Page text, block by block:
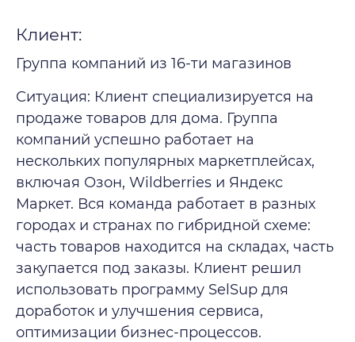
Клиент:
Группа компаний из 16-ти магазинов
Ситуация: Клиент специализируется на
продаже товаров для дома. Группа
компаний успешно работает на
нескольких популярных маркетплейсах,
включая Озон, Wildberries и Яндекс
Маркет. Вся команда работает в разных
городах и странах по гибридной схеме:
часть товаров находится на складах, часть
закупается под заказы. Клиент решил
использовать программу SelSup для
доработок и улучшения сервиса,
оптимизации бизнес-процессов.